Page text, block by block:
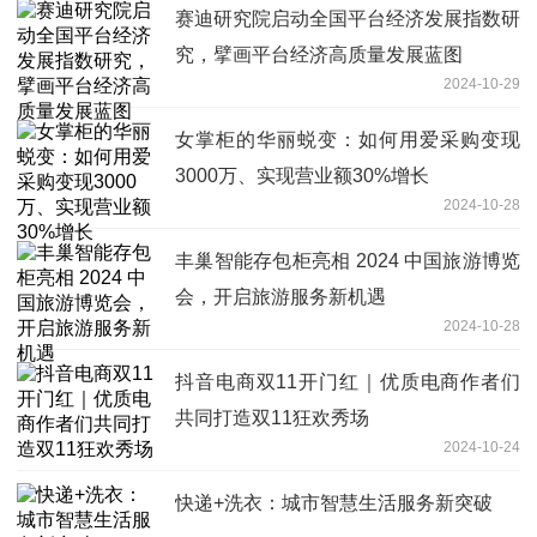
赛迪研究院启动全国平台经济发展指数研
究，擘画平台经济高质量发展蓝图
2024-10-29
女掌柜的华丽蜕变：如何用爱采购变现
3000万、实现营业额30%增长
2024-10-28
丰巢智能存包柜亮相 2024 中国旅游博览
会，开启旅游服务新机遇
2024-10-28
抖音电商双11开门红｜优质电商作者们
共同打造双11狂欢秀场
2024-10-24
快递+洗衣：城市智慧生活服务新突破